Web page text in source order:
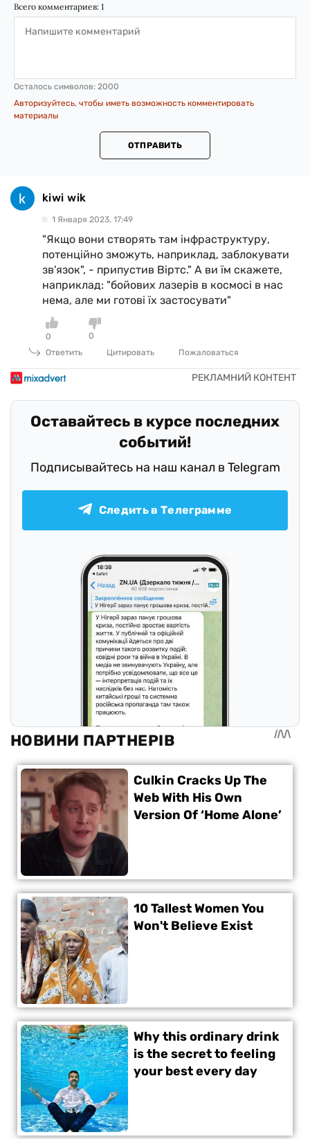
Всего комментариев: 1
Осталось символов: 2000
Авторизуйтесь, чтобы иметь возможность комментировать
материалы
ОТПРАВИТЬ
kiwi wik
1 Января 2023, 17:49
"Якщо вони створять там інфраструктуру,
потенційно зможуть, наприклад, заблокувати
зв'язок", - припустив Віртс." А ви їм скажете,
наприклад: "бойових лазерів в космосі в нас
нема, але ми готові їх застосувати"
0
0
Ответить
Цитировать Пожаловаться
Оставайтесь в курсе последних
событий!
Подписывайтесь на наш канал в Telegram
Следить в Телеграмме